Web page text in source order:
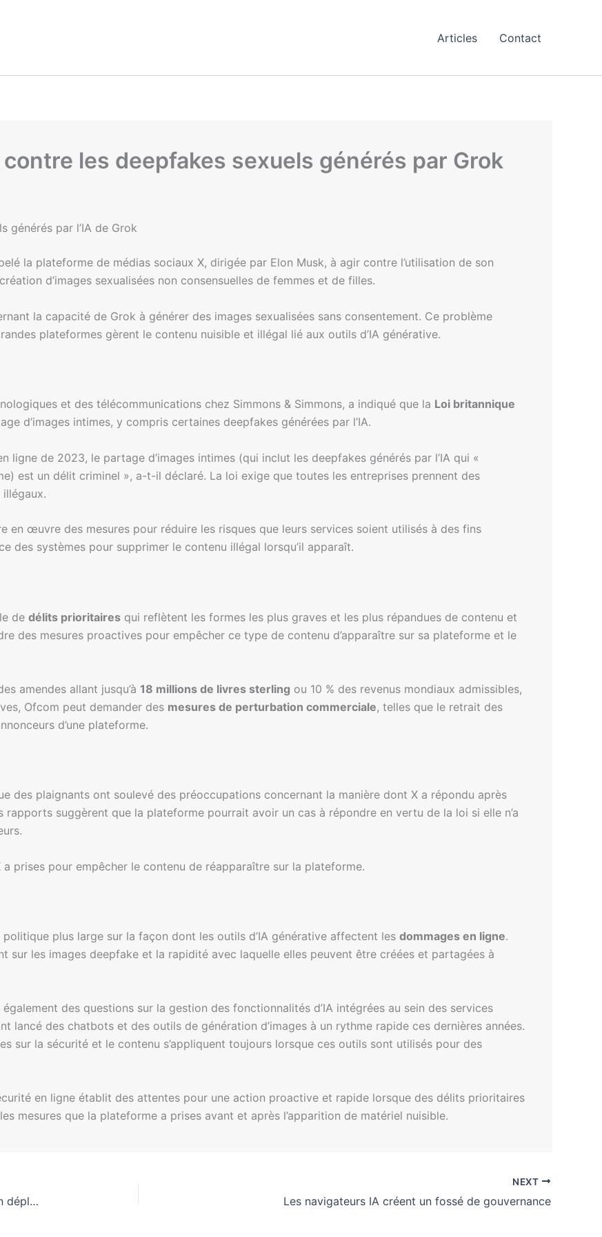
Articles Contact
les deepfakes sexuels générés par Grok
générés par l’IA de Grok
la plateforme de médias sociaux X, dirigée par Elon Musk, à agir contre l’utilisation de son
d’images sexualisées non consensuelles de femmes et de filles.
la capacité de Grok à générer des images sexualisées sans consentement. Ce problème
plateformes gèrent le contenu nuisible et illégal lié aux outils d’IA générative.
et des télécommunications chez Simmons & Simmons, a indiqué que la Loi britannique
d’images intimes, y compris certaines deepfakes générées par l’IA.
ligne de 2023, le partage d’images intimes (qui inclut les deepfakes générés par l’IA qui «
est un délit criminel », a-t-il déclaré. La loi exige que toutes les entreprises prennent des
en œuvre des mesures pour réduire les risques que leurs services soient utilisés à des fins
des systèmes pour supprimer le contenu illégal lorsqu’il apparaît.
de délits prioritaires qui reflètent les formes les plus graves et les plus répandues de contenu et
des mesures proactives pour empêcher ce type de contenu d’apparaître sur sa plateforme et le
amendes allant jusqu’à 18 millions de livres sterling ou 10 % des revenus mondiaux admissibles,
Ofcom peut demander des mesures de perturbation commerciale, telles que le retrait des
d’une plateforme.
des plaignants ont soulevé des préoccupations concernant la manière dont X a répondu après
rapports suggèrent que la plateforme pourrait avoir un cas à répondre en vertu de la loi si elle n’a
prises pour empêcher le contenu de réapparaître sur la plateforme.
politique plus large sur la façon dont les outils d’IA générative affectent les dommages en ligne.
sur les images deepfake et la rapidité avec laquelle elles peuvent être créées et partagées à
des questions sur la gestion des fonctionnalités d’IA intégrées au sein des services
lancé des chatbots et des outils de génération d’images à un rythme rapide ces dernières années.
sur la sécurité et le contenu s’appliquent toujours lorsque ces outils sont utilisés pour des
en ligne établit des attentes pour une action proactive et rapide lorsque des délits prioritaires
mesures que la plateforme a prises avant et après l’apparition de matériel nuisible.
De l’échec à la réussite : la clé de l’IA éthique pour un déploiement réussi
NEXT
Les navigateurs IA créent un fossé de gouvernance